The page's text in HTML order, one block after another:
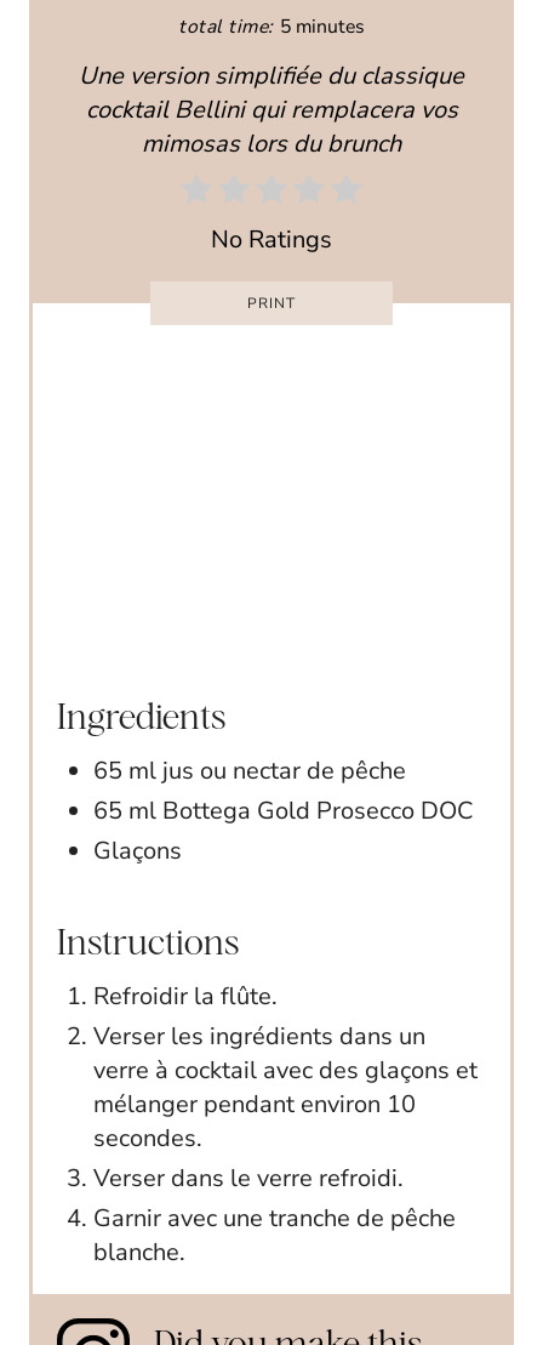
R
total time: 5 minutes
Une version simplifiée du classique
cocktail Bellini qui remplacera vos
mimosas lors du brunch
No Ratings
PRINT
Ingredients
65 ml jus ou nectar de pêche
65 ml Bottega Gold Prosecco DOC
Glaçons
Instructions
Refroidir la flûte.
Verser les ingrédients dans un
verre à cocktail avec des glaçons et
mélanger pendant environ 10
secondes.
Verser dans le verre refroidi.
Garnir avec une tranche de pêche
blanche.